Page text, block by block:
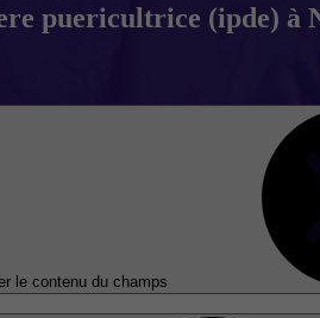
puericultrice (ipde) à
le contenu du champs